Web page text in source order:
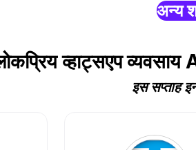
अन्य
व्हाट्सएप
इस सप्ताह